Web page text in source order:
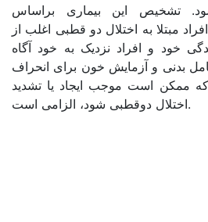
تشخیص این بیماری براساس
مبتلا به اختلال دو قطبی اغلب از
خود و افراد نزدیک به خود آگاه
بدنی و آزمایش خون برای انحراف
ممکن است موجب ایجاد یا تشدید
اختلال دوقطبی شود، الزامی است.